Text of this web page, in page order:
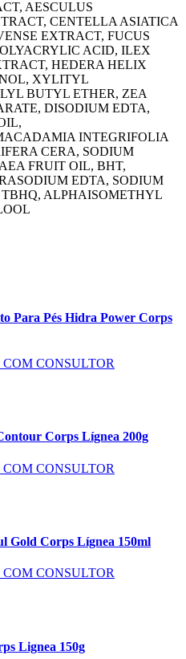
AESCULUS
CENTELLA ASIATICA
EXTRACT, FUCUS
ACID, ILEX
HEDERA HELIX
XYLITYL
BUTYL ETHER, ZEA
DISODIUM EDTA,
INTEGRIFOLIA
CERA, SODIUM
FRUIT OIL, BHT,
EDTA, SODIUM
ALPHAISOMETHYL
Para Pés Hidra Power Corps
COM CONSULTOR
Corps Lígnea 200g
COM CONSULTOR
Gold Corps Lígnea 150ml
COM CONSULTOR
Lignea 150g